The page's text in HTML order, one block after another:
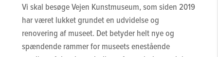
Vi skal besøge Vejen Kunstmuseum, som siden 2019
har været lukket grundet en udvidelse og
renovering af museet. Det betyder helt nye og
spændende rammer for museets enestående